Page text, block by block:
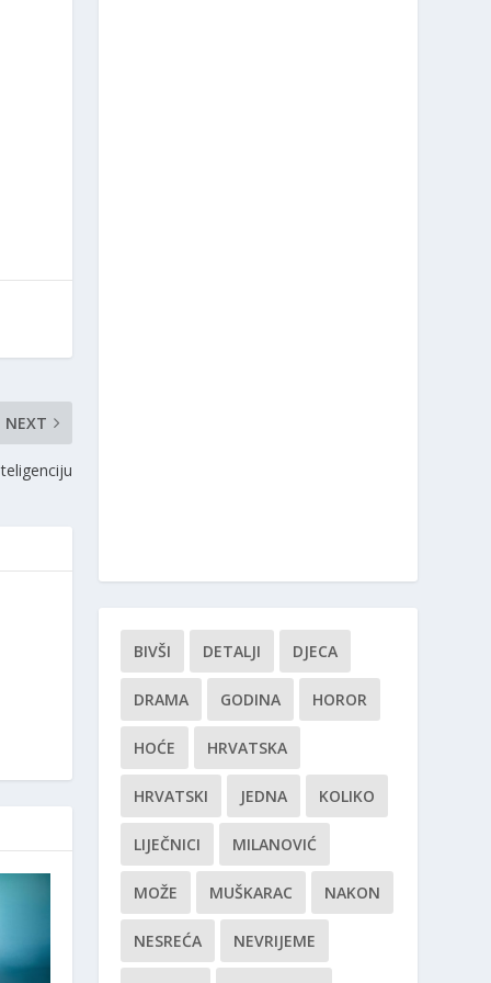
NEXT
BIVŠI DETALJI DJECA
DRAMA GODINA HOROR
HOĆE HRVATSKA
HRVATSKI JEDNA KOLIKO
LIJEČNICI MILANOVIĆ
MOŽE MUŠKARAC NAKON
NESREĆA NEVRIJEME